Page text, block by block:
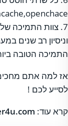
7. צוות התמיכה
וניסיון רב שנים
התמיכה הטובה
אז למה אתם
לסייע לכם !
קרא עוד: